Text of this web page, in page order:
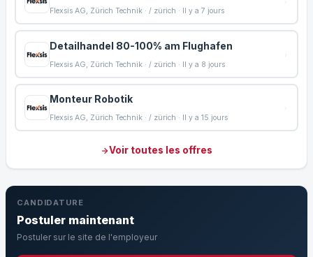
Flexsis AG, Zürich Technik · / zürich · Il y a 7 jours
Detailhandel 80-100% am Flughafen
Flexsis AG, Zürich Technik · / zürich · Il y a 8 jours
Monteur Robotik
Flexsis AG, Zürich Technik · / zürich · Il y a 15 jours
Voir toutes les offres
CANDIDATURE
Postuler maintenant
Postuler sur le site de l'employeur